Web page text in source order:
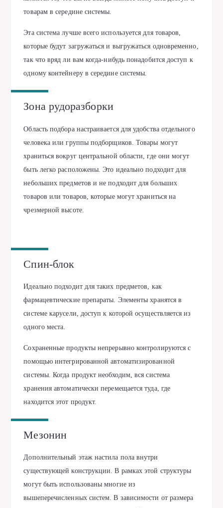
товарам в середине системы.
Эта система лучше всего используется для товаров,
которые будут загружаться и выгружаться одновременно,
так что вряд ли вам когда-нибудь понадобится доступ к
одному контейнеру в середине системы.
Зона рудоразборки
Область подбора настраивается для удобства отдельного
человека или группы подборщиков. Товары могут
храниться вокруг центральной области, где они могут
быть легко расположены. Это идеально подходит для
небольших предметов и не подходит для больших
товаров или товаров, которые могут храниться на
чрезмерной высоте.
Спин-блок
Идеально подходит для таких предметов, как
фармацевтические препараты. Элементы хранятся в
системе карусели, доступ к которой осуществляется из
одного места.
Сохраненные продукты непрерывно контролируются с
помощью интегрированной автоматизированной
системы. Когда продукт необходим, вся система
хранения автоматически перемещается туда, где
находится этот продукт.
Мезонин
Дополнительный этаж настила пола внутри
существующей конструкции. В рамках этой структуры
могут быть использованы многие из
вышеперечисленных систем. В зависимости от размера